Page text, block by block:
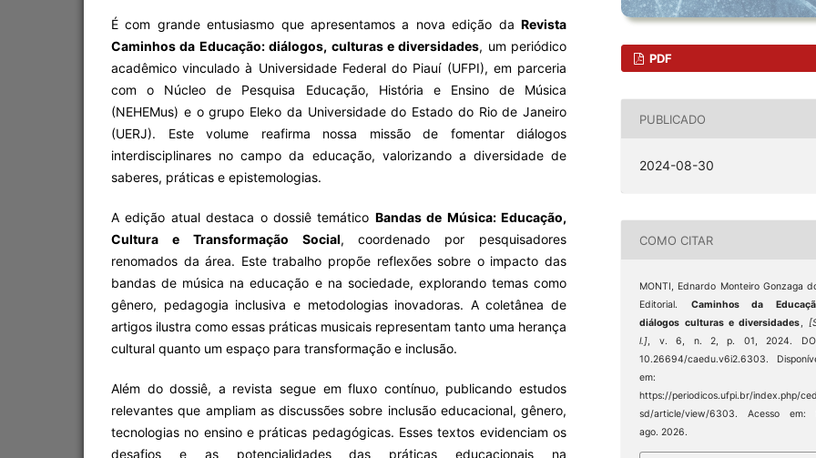
É com grande entusiasmo que apresentamos a nova edição da Revista
Caminhos da Educação: diálogos, culturas e diversidades, um periódico
acadêmico vinculado à Universidade Federal do Piauí (UFPI), em parceria
com o Núcleo de Pesquisa Educação, História e Ensino de Música
(NEHEMus) e o grupo Eleko da Universidade do Estado do Rio de Janeiro
(UERJ). Este volume reafirma nossa missão de fomentar diálogos
interdisciplinares no campo da educação, valorizando a diversidade de
saberes, práticas e epistemologias.
A edição atual destaca o dossiê temático Bandas de Música: Educação,
Cultura e Transformação Social, coordenado por pesquisadores
renomados da área. Este trabalho propõe reflexões sobre o impacto das
bandas de música na educação e na sociedade, explorando temas como
gênero, pedagogia inclusiva e metodologias inovadoras. A coletânea de
artigos ilustra como essas práticas musicais representam tanto uma herança
cultural quanto um espaço para transformação e inclusão.
Além do dossiê, a revista segue em fluxo contínuo, publicando estudos
relevantes que ampliam as discussões sobre inclusão educacional, gênero,
tecnologias no ensino e práticas pedagógicas. Esses textos evidenciam os
desafios e as potencialidades das práticas educacionais na
PDF
PUBLICADO
2024-08-30
COMO CITAR
MONTI, Ednardo Monteiro Gonzaga
Editorial. Caminhos da
diálogos culturas e diversidades,
l.], v. 6, n. 2, p. 01, 2024.
10.26694/caedu.v6i2.6303.
em:
https://periodicos.ufpi.br/index.php/ced
sd/article/view/6303. Acesso em:
ago. 2026.